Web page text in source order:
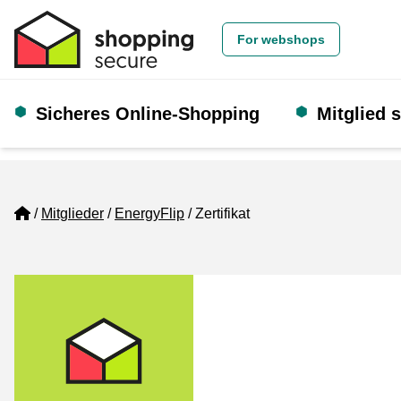
For webshops
Sicheres Online-Shopping Mitglied
Home
Mitglieder EnergyFlip Zertifikat